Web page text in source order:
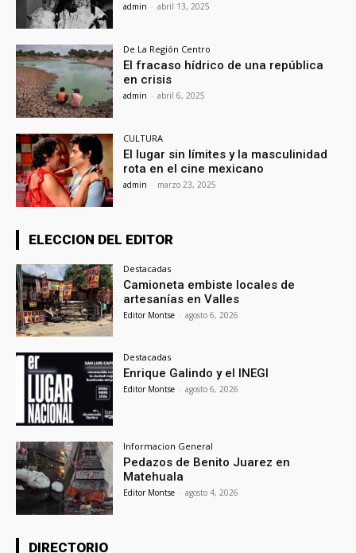
admin - abril 13, 2025
De La Región Centro
El fracaso hídrico de una república
en crisis
admin - abril 6, 2025
CULTURA
El lugar sin límites y la masculinidad
rota en el cine mexicano
admin - marzo 23, 2025
ELECCION DEL EDITOR
Destacadas
Camioneta embiste locales de
artesanías en Valles
Editor Montse - agosto 6, 2026
Destacadas
Enrique Galindo y el INEGI
Editor Montse - agosto 6, 2026
Informacion General
Pedazos de Benito Juarez en
Matehuala
Editor Montse - agosto 4, 2026
DIRECTORIO